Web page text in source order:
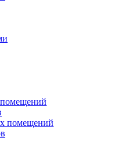
помещений
помещений